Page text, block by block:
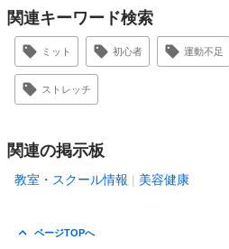
関連キーワード検索
ミット 初心者 運動不足
ストレッチ
関連の掲示板
教室・スクール情報 美容健康
ページTOPへ